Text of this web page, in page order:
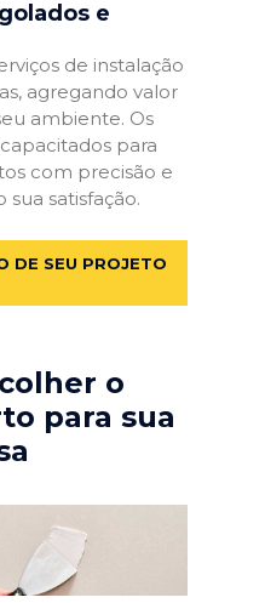
e
de instalação
agregando valor
ambiente. Os
para
com precisão e
satisfação.
DE SEU PROJETO
o
para sua